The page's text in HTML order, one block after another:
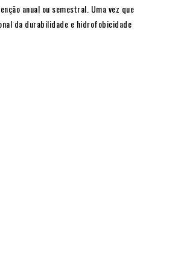
anual ou semestral. Uma vez que
da durabilidade e hidrofobicidade